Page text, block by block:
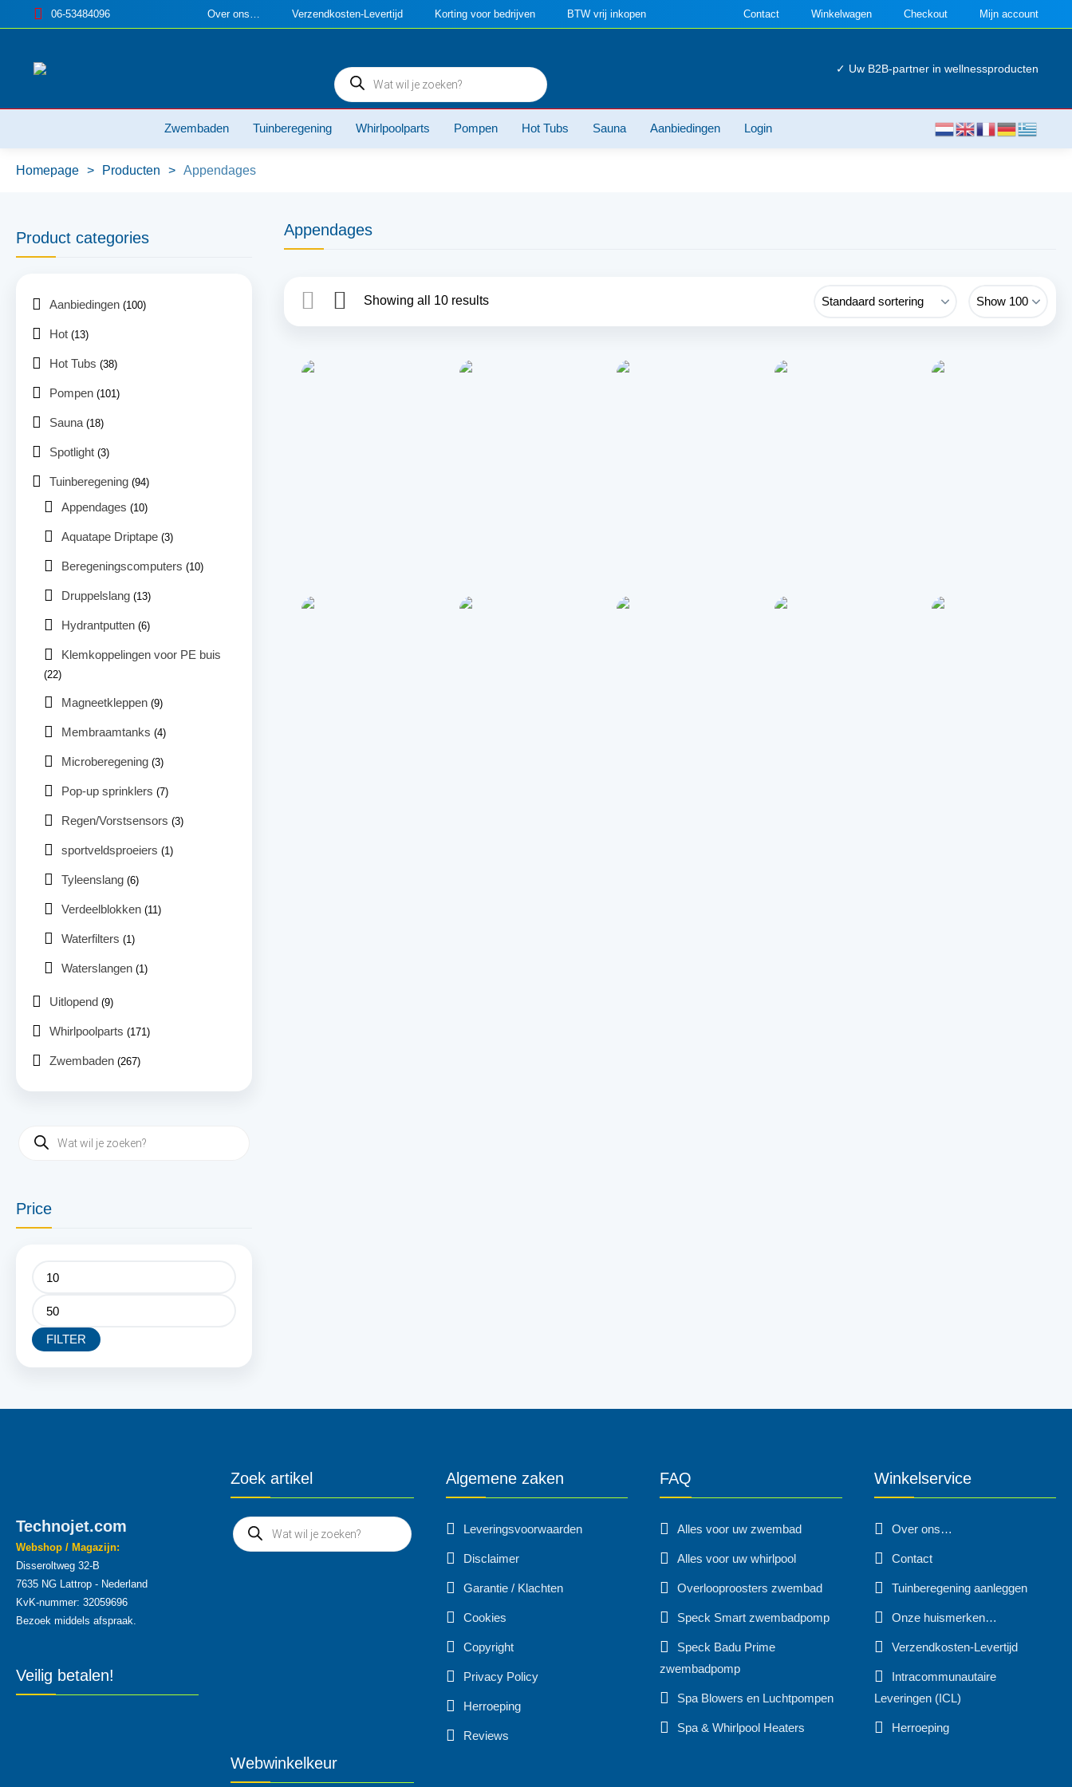
06-53484096 Over ons… Verzendkosten-Levertijd Korting voor bedrijven BTW vrij inkopen Contact Winkelwagen Checkout Mijn account
Producten
zoeken
✓ Uw B2B-partner in wellnessproducten
Zwembaden Tuinberegening Whirlpoolparts Pompen Hot Tubs Sauna Aanbiedingen Login
Homepage > Producten > Appendages
Appendages
Showing all 10 results
Product categories
Aanbiedingen (100)
Hot (13)
Hot Tubs (38)
Pompen (101)
Sauna (18)
Spotlight (3)
Tuinberegening (94)
Appendages (10)
Aquatape Driptape (3)
Beregeningscomputers (10)
Druppelslang (13)
Hydrantputten (6)
Klemkoppelingen voor PE buis
(22)
Magneetkleppen (9)
Membraamtanks (4)
Microberegening (3)
Pop-up sprinklers (7)
Regen/Vorstsensors (3)
sportveldsproeiers (1)
Tyleenslang (6)
Verdeelblokken (11)
Waterfilters (1)
Waterslangen (1)
Uitlopend (9)
Whirlpoolparts (171)
Zwembaden (267)
Price
FILTER
Technojet.com
Webshop / Magazijn:
Disseroltweg 32-B
7635 NG Lattrop - Nederland
KvK-nummer: 32059696
Bezoek middels afspraak.
Veilig betalen!
Zoek artikel
Webwinkelkeur
Algemene zaken
Leveringsvoorwaarden
Disclaimer
Garantie / Klachten
Cookies
Copyright
Privacy Policy
Herroeping
Reviews
FAQ
Alles voor uw zwembad
Alles voor uw whirlpool
Overlooproosters zwembad
Speck Smart zwembadpomp
Speck Badu Prime
zwembadpomp
Spa Blowers en Luchtpompen
Spa & Whirlpool Heaters
Winkelservice
Over ons…
Contact
Tuinberegening aanleggen
Onze huismerken…
Verzendkosten-Levertijd
Intracommunautaire
Leveringen (ICL)
Herroeping